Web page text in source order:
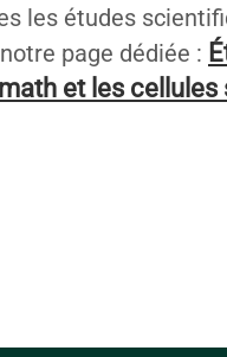
les études
page dédiée :
et les